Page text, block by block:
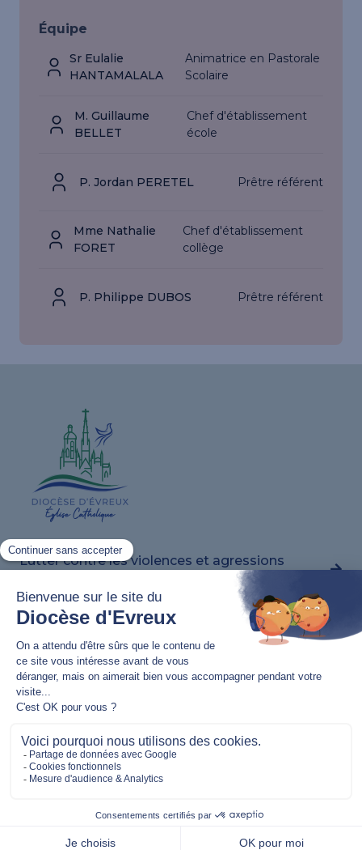
Équipe
Sr Eulalie
HANTAMALALA
Animatrice en Pastorale
Scolaire
M. Guillaume
BELLET
Chef d'établissement
école
P. Jordan PERETEL Prêtre référent
Mme Nathalie
FORET
Chef d'établissement
collège
P. Philippe DUBOS Prêtre référent
Lutter contre les violences et agressions
Nous contacter
02 32 62 82 20
27000 Évreux
communication@evreux.catholique.fr
Nous suivre
S’inscrire à notre newsletter
Association Diocésaine d’Évreux